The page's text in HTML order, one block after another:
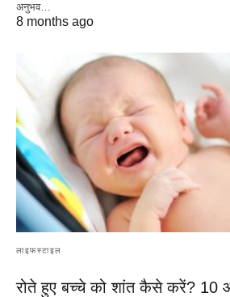
अनुभव…
8 months ago
लाइफस्टाइल
रोते हुए बच्चे को शांत कैसे करें? 10